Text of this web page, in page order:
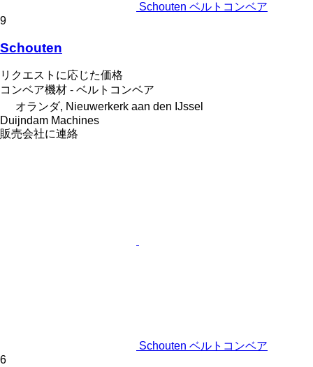
Schouten ベルトコンベア
9
Schouten
リクエストに応じた価格
コンベア機材 - ベルトコンベア
オランダ, Nieuwerkerk aan den IJssel
Duijndam Machines
販売会社に連絡
Schouten ベルトコンベア
6